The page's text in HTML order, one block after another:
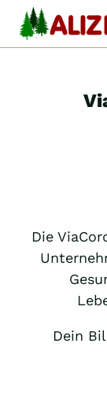
Zum
Inhalt
springen
Die
Dein